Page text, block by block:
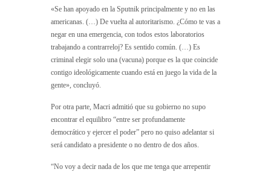
«Se han apoyado en la Sputnik principalmente y no en las
americanas. (…) De vuelta al autoritarismo. ¿Cómo te vas a
negar en una emergencia, con todos estos laboratorios
trabajando a contrarreloj? Es sentido común. (…) Es
criminal elegir solo una (vacuna) porque es la que coincide
contigo ideológicamente cuando está en juego la vida de la
gente», concluyó.
Por otra parte, Macri admitió que su gobierno no supo
encontrar el equilibro “entre ser profundamente
democrático y ejercer el poder” pero no quiso adelantar si
será candidato a presidente o no dentro de dos años.
“No voy a decir nada de los que me tenga que arrepentir